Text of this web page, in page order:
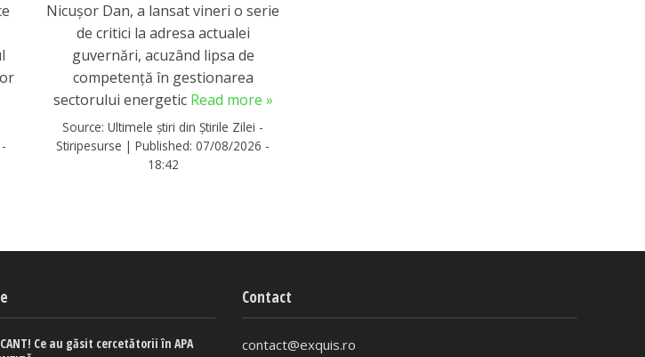
Nicușor Dan, a lansat vineri o serie
de critici la adresa actualei
guvernări, acuzând lipsa de
competență în gestionarea
sectorului energetic Read more »
Source:Ultimele știri din Știrile Zilei -
Stiripesurse |Published:07/08/2026 -
18:42
Ce au găsit cercetătorii în APA
Contact
contact@exquis.ro